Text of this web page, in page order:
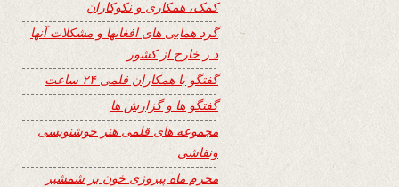
کمک، همکاری و نکوکاران
گرد همایی های افغانها و مشکلات آنها
د ر خارج از کشور
گفتگو با همکاران قلمی ۲۴ ساعت
گفتگو ها و گزارش ها
مجموعه های قلمی هنر خوشنویسی
ونقاشی
محرم ماه پیروزی خون بر شمشیر